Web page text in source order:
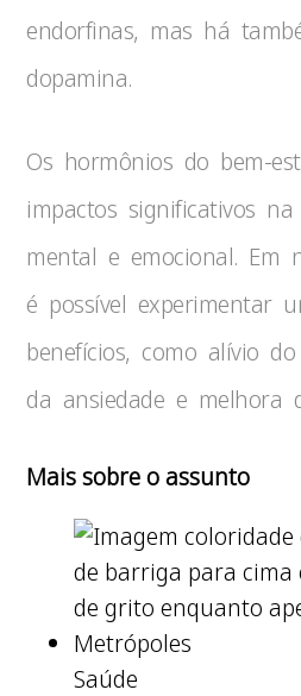
endorfinas, mas há
dopamina.
Os hormônios do bem-
impactos significativos
mental e emocional. Em
é possível experimentar
benefícios, como alívio
da ansiedade e melhora
Mais sobre o assunto
Saúde